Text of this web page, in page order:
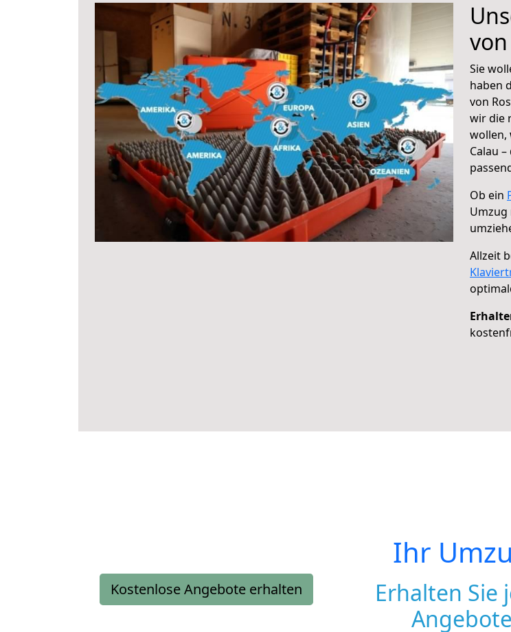
Sie
haben
von
wir die
wollen,
Calau
Ob ein
Umzug
Allzeit
Kostenlose Angebote erhalten
Ihr
Erhalten Sie
Angebote